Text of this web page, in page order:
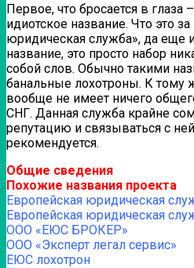
Первое, что бросается в глаза
идиотское название. Что это
юридическая служба», да еще
название, это просто набор
собой слов. Обычно такими
банальные лохотроны. К тому
вообще не имеет ничего
СНГ. Данная служба крайне
репутацию и связываться с
рекомендуется.
Общие сведения
Похожие названия проекта
Европейская юридическая
Европейская юридическая
ООО «ЕЮС БРОКЕР»
ООО «Эксперт легал сервис»
ЕЮС лохотрон